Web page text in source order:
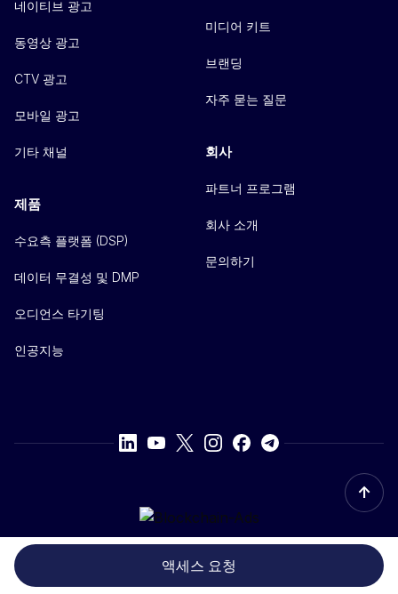
네이티브 광고
동영상 광고
CTV 광고
모바일 광고
기타 채널
제품
수요측 플랫폼 (DSP)
데이터 무결성 및 DMP
오디언스 타기팅
인공지능
미디어 키트
브랜딩
자주 묻는 질문
회사
파트너 프로그램
회사 소개
문의하기
↑
© 2021-2026 Blockchain-Ads Labs LLC
액세스 요청